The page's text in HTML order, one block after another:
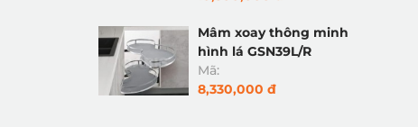
Mâm xoay thông minh
hình lá GSN39L/R
Mã:
8,330,000 đ